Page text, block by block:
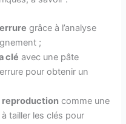
grâce à l’analyse
;
clé avec une pâte
pour obtenir un
reproduction comme une
tailler les clés pour